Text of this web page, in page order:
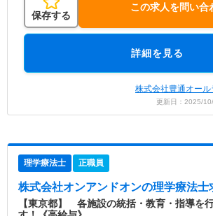
保存する
この求人を問い合
詳細を見る
株式会社豊通オー
更新日：2025/
理学療法士 正職員
株式会社オンアンドオンの理学療法士
【東京都】 各施設の統括・教育・指導を